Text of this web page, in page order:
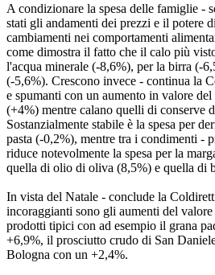
A condizionare la spesa delle famiglie -
stati gli andamenti dei prezzi e il potere
cambiamenti nei comportamenti
come dimostra il fatto che il calo più
l'acqua minerale (-8,6%), per la birra (-
(-5,6%). Crescono invece - continua la
e spumanti con un aumento in valore
(+4%) mentre calano quelli di conserve
Sostanzialmente stabile è la spesa per
pasta (-0,2%), mentre tra i condimenti -
riduce notevolmente la spesa per la
quella di olio di oliva (8,5%) e quella di
In vista del Natale - conclude la
incoraggianti sono gli aumenti del
prodotti tipici con ad esempio il grana
+6,9%, il prosciutto crudo di San
Bologna con un +2,4%.